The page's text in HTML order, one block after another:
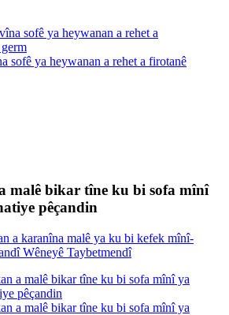
sofê ya heywanan a rehet a firotanê
malê bikar tîne ku bi sofa mînî
pêçandin